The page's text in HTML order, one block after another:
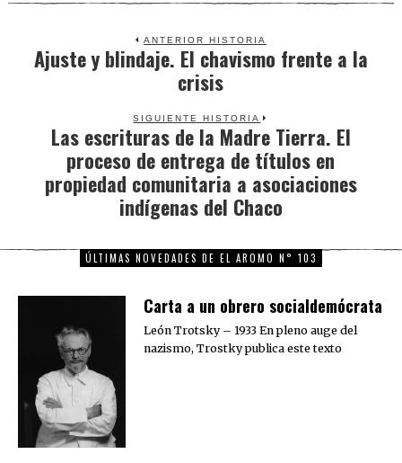
ANTERIOR HISTORIA
Previous
post:
Ajuste y blindaje. El chavismo frente a la
crisis
SIGUIENTE HISTORIA
Next
post:
Las escrituras de la Madre Tierra. El
proceso de entrega de títulos en
propiedad comunitaria a asociaciones
indígenas del Chaco
ÚLTIMAS NOVEDADES DE EL AROMO N° 103
Carta a un obrero socialdemócrata
León Trotsky – 1933 En pleno auge del
nazismo, Trostky publica este texto